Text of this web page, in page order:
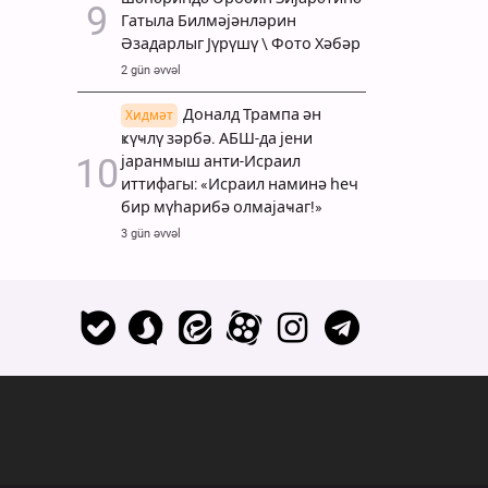
Гатыла Билмәјәнләрин
Әзадарлыг Јүрүшү \ Фото Хәбәр
2 gün əvvəl
Хидмәт
Доналд Трампа ән
ҝүҹлү зәрбә. АБШ-да јени
јаранмыш анти-Исраил
иттифагы: «Исраил наминә һеч
бир мүһарибә олмајаҹаг!»
3 gün əvvəl